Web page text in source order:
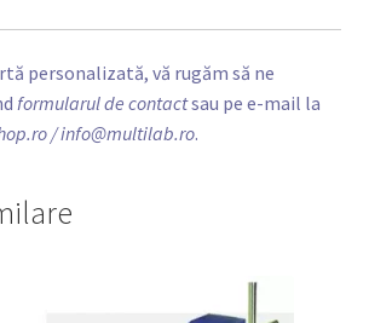
personalizată, vă rugăm să ne
formularul de contactsau pe e-mail la
/ info@multilab.ro.